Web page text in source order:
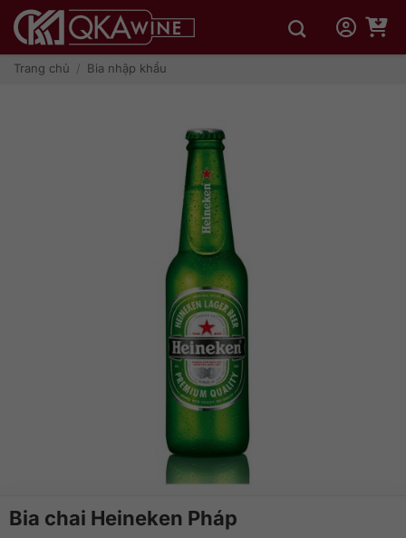
qua
dungTrang chủ / Bia nhập khẩu
Bia chai Heineken Pháp